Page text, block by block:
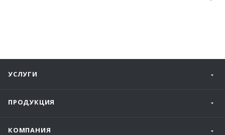
УСЛУГИ
ПРОДУКЦИЯ
КОМПАНИЯ